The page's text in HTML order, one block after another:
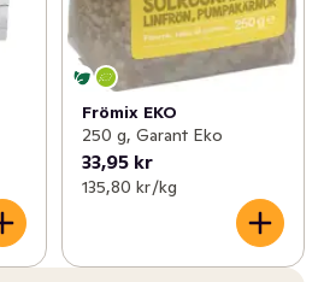
Frömix EKO
250 g, Garant Eko
33,95 kr
135,80 kr /kg